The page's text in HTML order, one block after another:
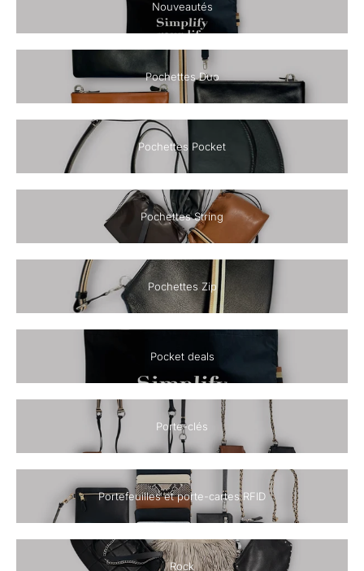
Nouveautés
Pochettes Duo
Pochettes Pocket
Pochettes String
Pochettes Zip
Pocket deals
Porte-clés
Portefeuilles et porte-cartes RFID
Rock